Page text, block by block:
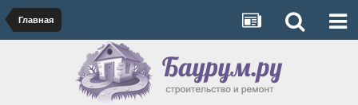
Главная